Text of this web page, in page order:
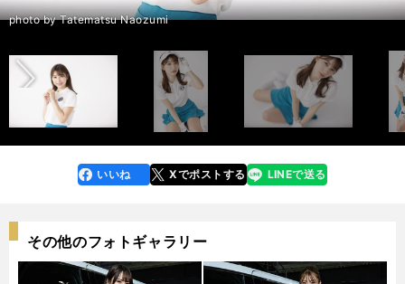
宝塚記念について語ったインタビューはこちら＞＞
photo by Tatematsu Naozumi
photo by Tatematsu Naozumi
photo by Tatematsu Naozumi
photo by Tatematsu Naozumi
photo by Tatematsu Naozumi
photo by Tatematsu Naozumi
photo by Tatematsu Naozumi
photo by Tatematsu Naozumi
photo by Tatematsu Naozumi
宝塚記念について語ったインタビューはこちら＞＞
宝塚記念について語ったインタビューはこちら＞＞
前へ
faceboo
k
いいね Xでポストする
line LINEで送る
その他のフォトギャラリー